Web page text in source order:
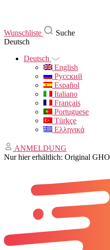
Wunschliste
Suche
Deutsch
Deutsch
English
Русский
Español
Italiano
Français
Portuguese
Türkçe
Ελληνικά
ANMELDUNG
Nur hier erhältlich: Original